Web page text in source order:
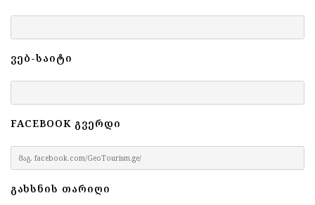
ᲕᲔᲑ-ᲡᲐᲘᲢᲘ
FACEBOOK ᲒᲕᲔᲠᲓᲘ
ᲒᲐᲮᲡᲜᲘᲡ ᲗᲐᲠᲘᲦᲘ